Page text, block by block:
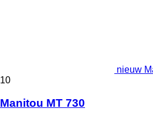
nieuw
10
Manitou MT 730